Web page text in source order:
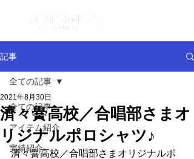
記事
全ての記事
アイテム紹介
実績紹介
全ての記事
濟々黌高校／合唱部さまオ
リジナルポロシャツ♪
2021年8月30日
濟々黌高校／合唱部さまオリジナルポ